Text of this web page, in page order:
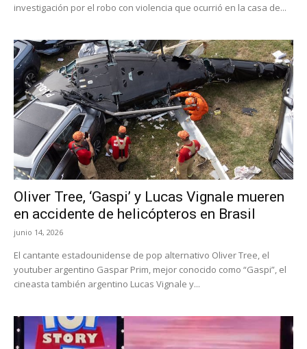
investigación por el robo con violencia que ocurrió en la casa de...
Oliver Tree, ‘Gaspi’ y Lucas Vignale mueren
en accidente de helicópteros en Brasil
junio 14, 2026
El cantante estadounidense de pop alternativo Oliver Tree, el
youtuber argentino Gaspar Prim, mejor conocido como “Gaspi”, el
cineasta también argentino Lucas Vignale y...